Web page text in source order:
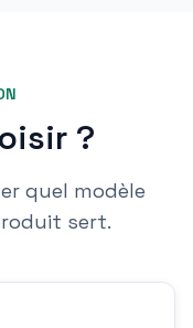
?
quel modèle
sert.